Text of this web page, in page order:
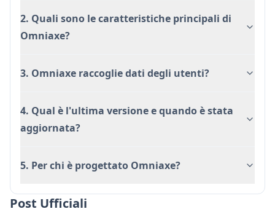
2. Quali sono le caratteristiche principali di
Omniaxe?
3. Omniaxe raccoglie dati degli utenti?
4. Qual è l'ultima versione e quando è stata
aggiornata?
5. Per chi è progettato Omniaxe?
Post Ufficiali